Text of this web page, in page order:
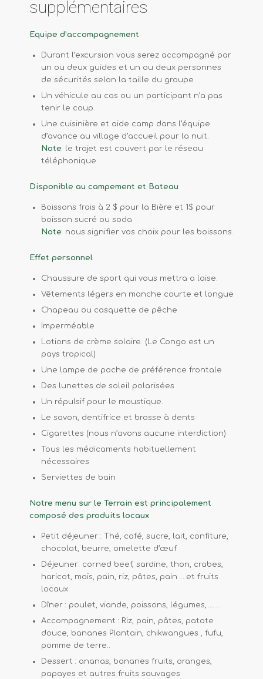
supplémentaires
Equipe d’accompagnement
Durant l’excursion vous serez accompagné par
un ou deux guides et un ou deux personnes
de sécurités selon la taille du groupe
Un véhicule au cas ou un participant n’a pas
tenir le coup.
Une cuisinière et aide camp dans l’équipe
d’avance au village d’accueil pour la nuit.
Note: le trajet est couvert par le réseau
téléphonique.
Disponible au campement et Bateau
Boissons frais à 2 $ pour la Bière et 1$ pour
boisson sucré ou soda
Note: nous signifier vos choix pour les boissons.
Effet personnel
Chaussure de sport qui vous mettra a laise.
Vêtements légers en manche courte et longue
Chapeau ou casquette de pêche
Imperméable
Lotions de crème solaire. (Le Congo est un
pays tropical)
Une lampe de poche de préférence frontale
Des lunettes de soleil polarisées
Un répulsif pour le moustique.
Le savon, dentifrice et brosse à dents
Cigarettes (nous n’avons aucune interdiction)
Tous les médicaments habituellement
nécessaires
Serviettes de bain
Notre menu sur le Terrain est principalement
composé des produits locaux
Petit déjeuner : Thé, café, sucre, lait, confiture,
chocolat, beurre, omelette d’œuf
Déjeuner: corned beef, sardine, thon, crabes,
haricot, maïs, pain, riz, pâtes, pain ….et fruits
locaux
Dîner : poulet, viande, poissons, légumes,………
Accompagnement : Riz, pain, pâtes, patate
douce, bananes Plantain, chikwangues , fufu,
pomme de terre..
Dessert : ananas, bananes fruits, oranges,
papayes et autres fruits sauvages